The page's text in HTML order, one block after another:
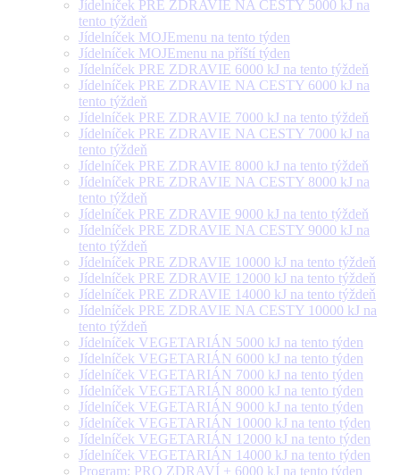
Jídelníček PRE ZDRAVIE NA CESTY 5000 kJ na
tento týždeň
Jídelníček MOJEmenu na tento týden
Jídelníček MOJEmenu na příští týden
Jídelníček PRE ZDRAVIE 6000 kJ na tento týždeň
Jídelníček PRE ZDRAVIE NA CESTY 6000 kJ na
tento týždeň
Jídelníček PRE ZDRAVIE 7000 kJ na tento týždeň
Jídelníček PRE ZDRAVIE NA CESTY 7000 kJ na
tento týždeň
Jídelníček PRE ZDRAVIE 8000 kJ na tento týždeň
Jídelníček PRE ZDRAVIE NA CESTY 8000 kJ na
tento týždeň
Jídelníček PRE ZDRAVIE 9000 kJ na tento týždeň
Jídelníček PRE ZDRAVIE NA CESTY 9000 kJ na
tento týždeň
Jídelníček PRE ZDRAVIE 10000 kJ na tento týždeň
Jídelníček PRE ZDRAVIE 12000 kJ na tento týždeň
Jídelníček PRE ZDRAVIE 14000 kJ na tento týždeň
Jídelníček PRE ZDRAVIE NA CESTY 10000 kJ na
tento týždeň
Jídelníček VEGETARIÁN 5000 kJ na tento týden
Jídelníček VEGETARIÁN 6000 kJ na tento týden
Jídelníček VEGETARIÁN 7000 kJ na tento týden
Jídelníček VEGETARIÁN 8000 kJ na tento týden
Jídelníček VEGETARIÁN 9000 kJ na tento týden
Jídelníček VEGETARIÁN 10000 kJ na tento týden
Jídelníček VEGETARIÁN 12000 kJ na tento týden
Jídelníček VEGETARIÁN 14000 kJ na tento týden
Program: PRO ZDRAVÍ + 6000 kJ na tento týden